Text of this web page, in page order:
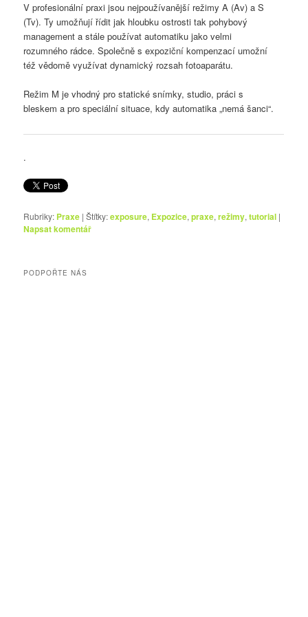
V profesionální praxi jsou nejpoužívanější režimy A (Av) a S
(Tv). Ty umožňují řídit jak hloubku ostrosti tak pohybový
management a stále používat automatiku jako velmi
rozumného rádce. Společně s expoziční kompenzací umožní
též vědomě využívat dynamický rozsah fotoaparátu.
Režim M je vhodný pro statické snímky, studio, práci s
bleskem a pro speciální situace, kdy automatika „nemá šanci“.
.
Rubriky: Praxe |Štítky:exposure, Expozice,praxe,režimy,tutorial |
Napsat komentář
PODPOŘTE NÁS